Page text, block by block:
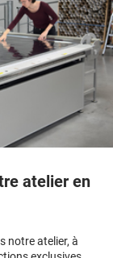
atelier en
notre atelier, à